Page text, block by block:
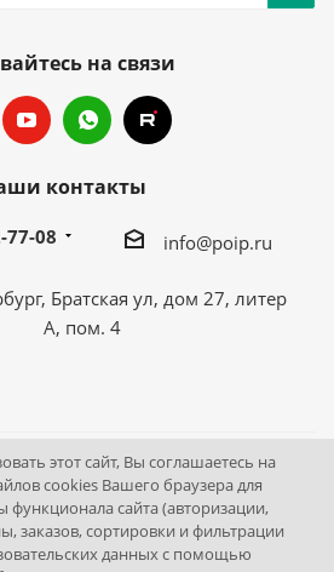
на связи
контакты
77-08 info@poip.ru
Братская ул, дом 27, литер
А, пом. 4
оборудование Интернет
портал.
Братская ул, дом 27, литер А,
этот сайт, Вы соглашаетесь на
cookies Вашего браузера для
функционала сайта (авторизации,
заказов, сортировки и фильтрации
данных с помощью